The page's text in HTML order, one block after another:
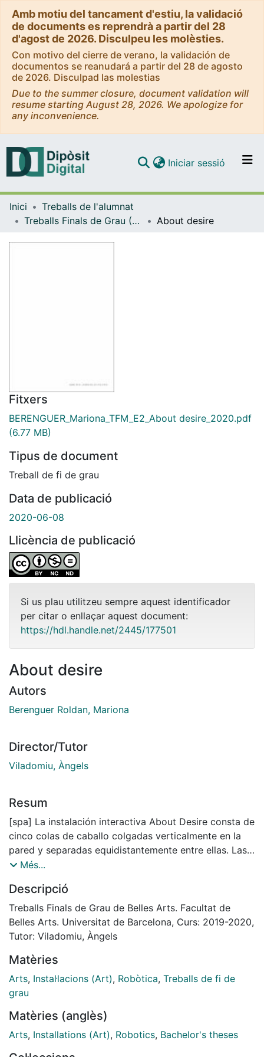
Amb motiu del tancament d'estiu, la validació
de documents es reprendrà a partir del 28
d'agost de 2026. Disculpeu les molèsties.
Con motivo del cierre de verano, la validación de
documentos se reanudará a partir del 28 de agosto
de 2026. Disculpad las molestias
Due to the summer closure, document validation will
resume starting August 28, 2026. We apologize for
any inconvenience.
Navega per tot el DD
Iniciar sessió (current)
Inici
Treballs de l'alumnat
Treballs Finals de Grau (TFG) - Belles Arts
About desire
Fitxers
BERENGUER_Mariona_TFM_E2_About desire_2020.pdf
(6.77 MB)
Tipus de document
Treball de fi de grau
Data de publicació
2020-06-08
Llicència de publicació
Si us plau utilitzeu sempre aquest identificador
per citar o enllaçar aquest document:
https://hdl.handle.net/2445/177501
About desire
Autors
Berenguer Roldan, Mariona
Director/Tutor
Viladomiu, Àngels
Resum
[spa] La instalación interactiva About Desire consta de
cinco colas de caballo colgadas verticalmente en la
pared y separadas equidistantemente entre ellas. Las
colas, conectadas a un sistema de sensores de
intermitentemente y sin correspondencia temporal,
simulando los movimientos naturales del animal. Dicho
movimiento queda interrumpido en el momento que
los espectadores se acercan a la pieza y se reactiva
La investigación gira en torno al deseo y como éste se
desarrolla dependiendo de la tensión generada
por la distancia entre el objeto de deseo y el sujeto,
mecanismos asociados a éste. Se recurre al pelo, al
caballo y a la robótica como principales elementos
Més...
Descripció
Treballs Finals de Grau de Belles Arts. Facultat de
Belles Arts. Universitat de Barcelona, Curs: 2019-2020,
Tutor: Viladomiu, Àngels
Matèries
Arts, Instal·lacions (Art), Robòtica, Treballs de fi de
grau
Matèries (anglès)
Arts, Installations (Art), Robotics, Bachelor's theses